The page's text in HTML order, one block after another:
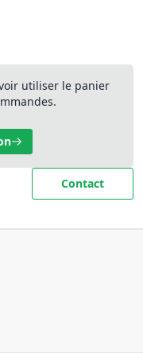
utiliser le panier
Contact